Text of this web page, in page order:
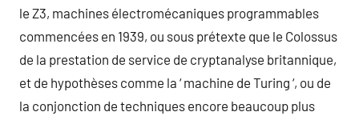
le Z3, machines électromécaniques programmables
commencées en 1939, ou sous prétexte que le Colossus
de la prestation de service de cryptanalyse britannique,
et de hypothèses comme la ‘ machine de Turing ‘, ou de
la conjonction de techniques encore beaucoup plus